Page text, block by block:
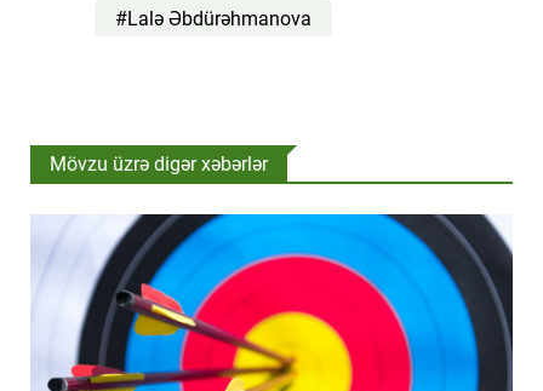
#Lalə Əbdürəhmanova
Mövzu üzrə digər xəbərlər